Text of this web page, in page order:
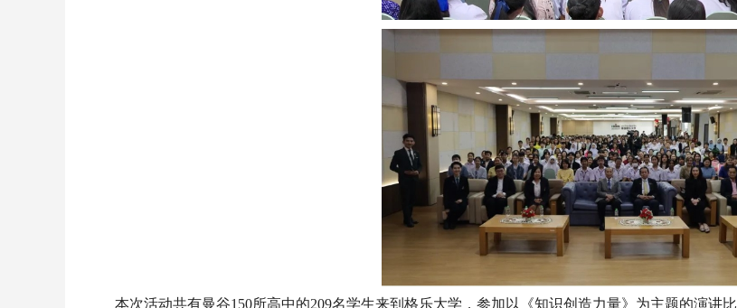
本次活动共有曼谷150所高中的209名学生来到格乐大学，参加以《知识创造力量》为主题的演讲